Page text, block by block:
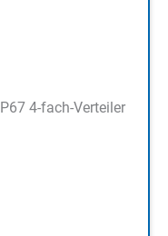
4-fach-Verteiler